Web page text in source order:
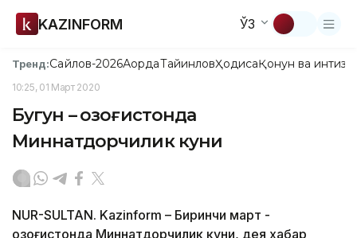
KAZINFORM ЎЗ
Тренд:Сайлов-2026АқордаТайинловҲодисаҚонун ва
10:25, 01 Март 2020
Бугун – Қозоғистонда
Миннатдорчилик куни
NUR-SULTAN. Kazinform – Биринчи март -
Қозоғистонда Миннатдорчилик куни, дея хабар